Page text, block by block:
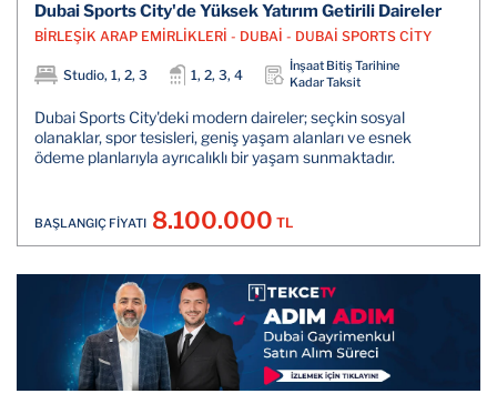
Dubai Sports City'de Yüksek Yatırım Getirili Daireler
BİRLEŞİK ARAP EMİRLİKLERİ - DUBAİ - DUBAİ SPORTS CİTY
Studio, 1, 2, 3 1, 2, 3, 4
İnşaat Bitiş Tarihine
Kadar Taksit
Dubai Sports City'deki modern daireler; seçkin sosyal
olanaklar, spor tesisleri, geniş yaşam alanları ve esnek
ödeme planlarıyla ayrıcalıklı bir yaşam sunmaktadır.
BAŞLANGIÇ FİYATI 8.100.000 TL